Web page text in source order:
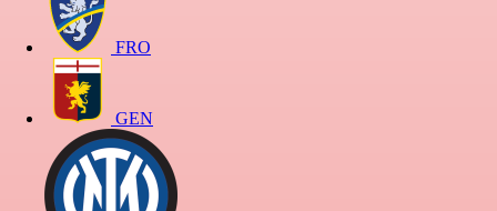
FRO
GEN